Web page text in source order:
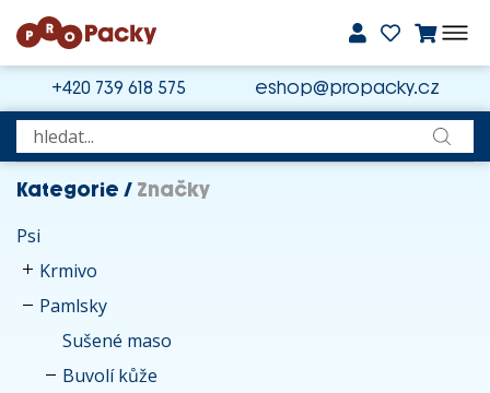
+420 739 618 575 eshop@propacky.cz
Kategorie / Značky
Psi
Krmivo
Pamlsky
Sušené maso
Buvolí kůže